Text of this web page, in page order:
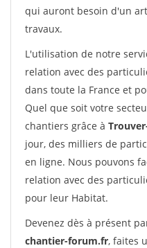
qui auront besoin d'un
travaux.
L'utilisation de notre
relation avec des
dans toute la France et
Quel que soit votre
chantiers grâce à
jour, des milliers de
en ligne. Nous pouvons
relation avec des
pour leur Habitat.
Devenez dès à présent
chantier-forum.fr, faites